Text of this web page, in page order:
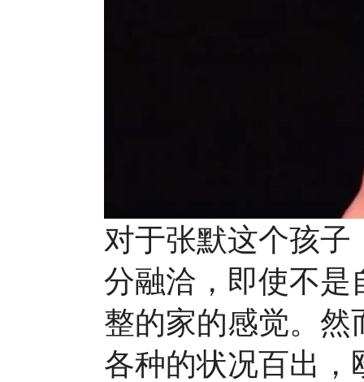
对于张默这个孩
分融洽，即使不是
整的家的感觉。然
各种的状况百出，